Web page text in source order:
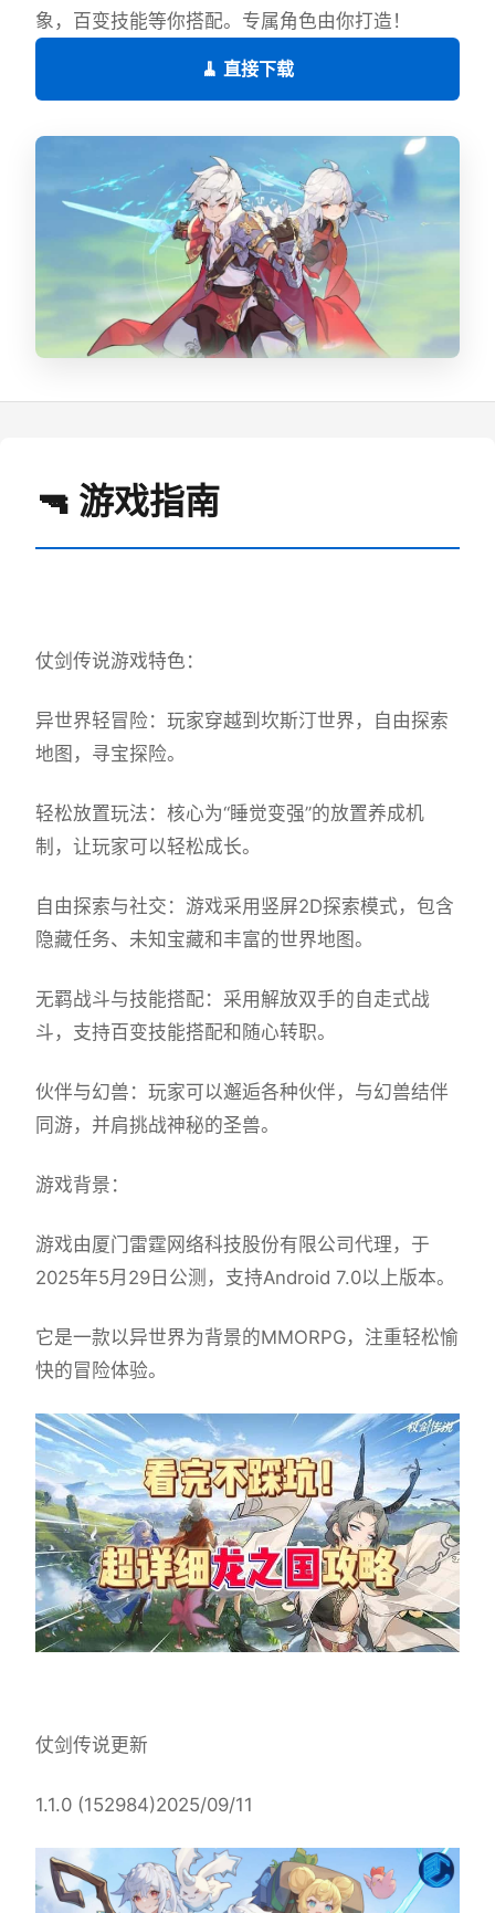
象，百变技能等你搭配。专属角色由你打造！
🧹 直接下载
🔫 游戏指南
仗剑传说游戏特色：
异世界轻冒险：玩家穿越到坎斯汀世界，自由探索
地图，寻宝探险。
轻松放置玩法：核心为“睡觉变强”的放置养成机
制，让玩家可以轻松成长。
自由探索与社交：游戏采用竖屏2D探索模式，包含
隐藏任务、未知宝藏和丰富的世界地图。
无羁战斗与技能搭配：采用解放双手的自走式战
斗，支持百变技能搭配和随心转职。
伙伴与幻兽：玩家可以邂逅各种伙伴，与幻兽结伴
同游，并肩挑战神秘的圣兽。
游戏背景：
游戏由厦门雷霆网络科技股份有限公司代理，于
2025年5月29日公测，支持Android 7.0以上版本。
它是一款以异世界为背景的MMORPG，注重轻松愉
快的冒险体验。
仗剑传说更新
1.1.0 (152984)2025/09/11